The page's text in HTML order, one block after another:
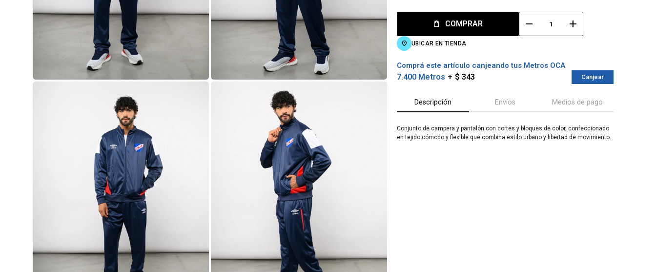
COMPRAR remove add
UBICAR EN TIENDA
Comprá este artículo canjeando tus Metros OCA
7.400 Metros $ 343 Canjear
Descripción Envíos Medios de pago
Conjunto de campera y pantalón con cortes y bloques de color, confeccionado
en tejido cómodo y flexible que combina estilo urbano y libertad de movimiento.